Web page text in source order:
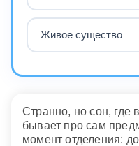
Живое существо
Странно, но сон, где
бывает про сам
момент отделения: